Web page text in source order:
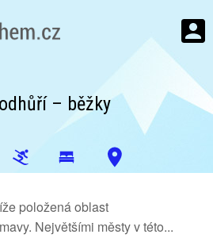
– běžky
položená oblast
Největšími městy v této...